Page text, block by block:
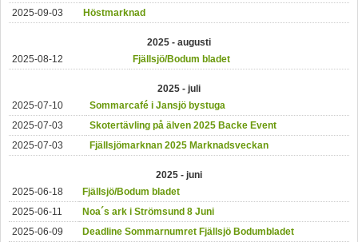
2025-09-03
Höstmarknad
2025 - augusti
2025-08-12
Fjällsjö/Bodum bladet
2025 - juli
2025-07-10
Sommarcafé i Jansjö bystuga
2025-07-03
Skotertävling på älven 2025 Backe Event
2025-07-03
Fjällsjömarknan 2025 Marknadsveckan
2025 - juni
2025-06-18
Fjällsjö/Bodum bladet
2025-06-11
Noa´s ark i Strömsund 8 Juni
2025-06-09
Deadline Sommarnumret Fjällsjö Bodumbladet